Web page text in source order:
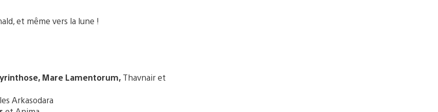
et même vers la lune !
Mare Lamentorum, Thavnair et
Arkasodara